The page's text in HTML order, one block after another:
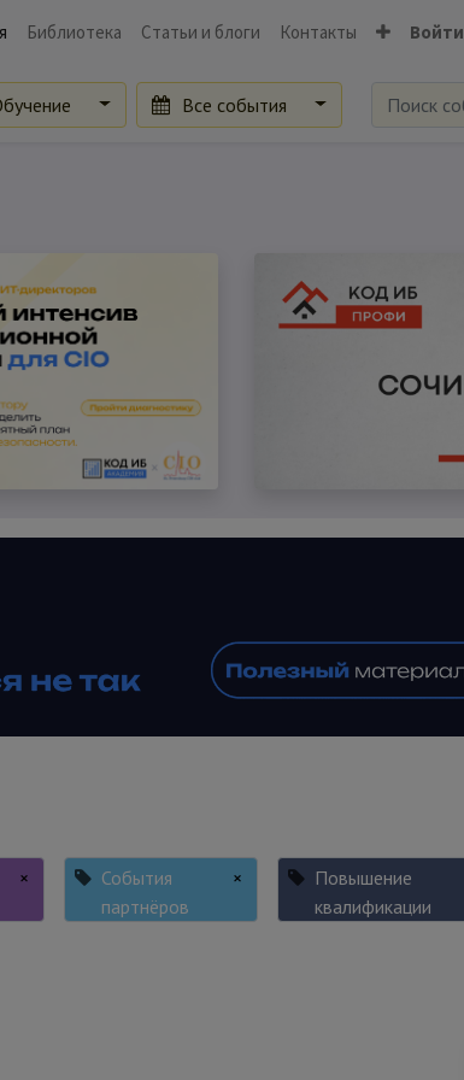
Библиотека Статьи и блоги Контакты Войти
Все события
×
События
партнёров
×
Повышение
квалификации